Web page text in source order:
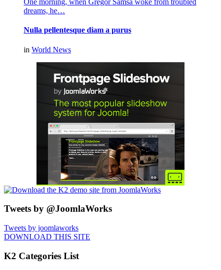
One morning, when Gregor Samsa woke from troubled
dreams, he…
Nulla pellentesque diam a purus
in World News
Tweets by @JoomlaWorks
Tweets by joomlaworks
DOWNLOAD THIS SITE
K2 Categories List